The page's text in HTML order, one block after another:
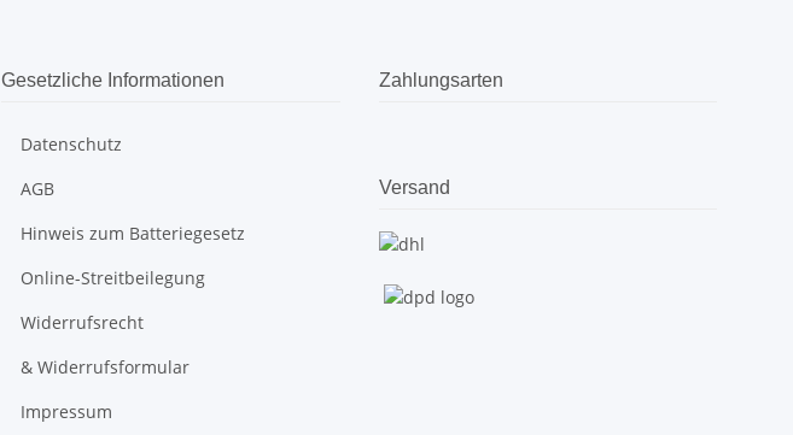
Gesetzliche Informationen
Datenschutz
AGB
Hinweis zum Batteriegesetz
Online-Streitbeilegung
Widerrufsrecht
& Widerrufsformular
Impressum
Zahlungsarten
Versand